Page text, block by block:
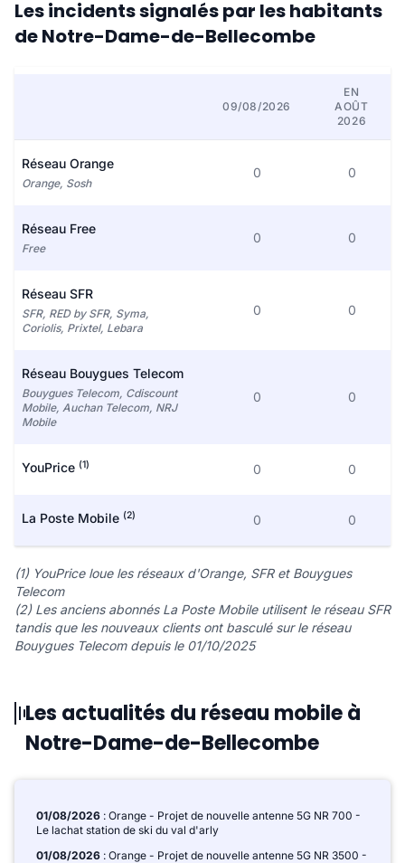
Les incidents signalés par les habitants
de Notre-Dame-de-Bellecombe
09/08/2026
EN
AOÛT
2026
Réseau Orange
Orange, Sosh
0 0
Réseau Free
Free
0 0
Réseau SFR
SFR, RED by SFR, Syma,
Coriolis, Prixtel, Lebara
0 0
Réseau Bouygues Telecom
Bouygues Telecom, Cdiscount
Mobile, Auchan Telecom, NRJ
Mobile
0 0
YouPrice (1) 0 0
La Poste Mobile (2) 0 0
(1) YouPrice loue les réseaux d'Orange, SFR et Bouygues
Telecom
(2) Les anciens abonnés La Poste Mobile utilisent le réseau SFR
tandis que les nouveaux clients ont basculé sur le réseau
Bouygues Telecom depuis le 01/10/2025
Les actualités du réseau mobile à
Notre-Dame-de-Bellecombe
01/08/2026 : Orange - Projet de nouvelle antenne 5G NR 700 -
Le lachat station de ski du val d'arly
01/08/2026 : Orange - Projet de nouvelle antenne 5G NR 3500 -